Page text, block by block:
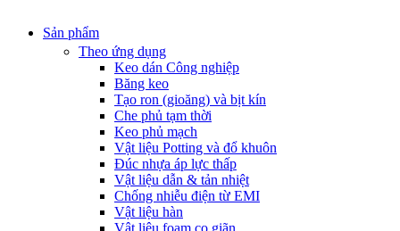
Sản phẩm
Theo ứng dụng
Keo dán Công nghiệp
Băng keo
Tạo ron (gioăng) và bịt kín
Che phủ tạm thời
Keo phủ mạch
Vật liệu Potting và đổ khuôn
Đúc nhựa áp lực thấp
Vật liệu dẫn & tản nhiệt
Chống nhiễu điện từ EMI
Vật liệu hàn
Vật liệu foam co giãn